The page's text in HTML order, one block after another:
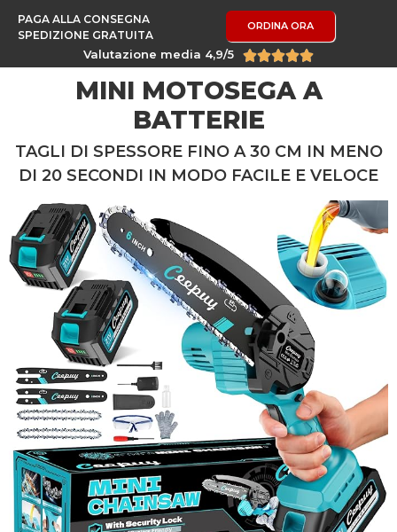
PAGA ALLA CONSEGNA
SPEDIZIONE GRATUITA
ORDINA ORA
Valutazione media 4,9/5 
MINI MOTOSEGA A
BATTERIE
TAGLI DI SPESSORE FINO A 30 CM IN MENO
DI 20 SECONDI IN MODO FACILE E VELOCE